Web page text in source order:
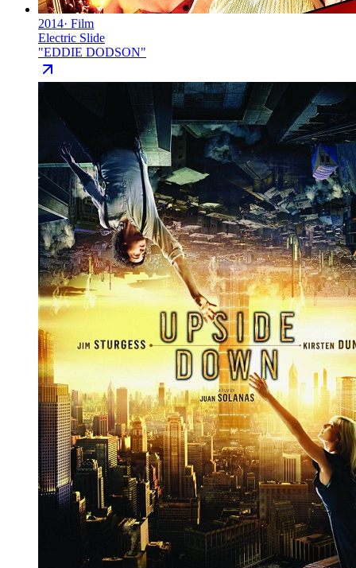
2014· Film
Electric Slide
"EDDIE DODSON"